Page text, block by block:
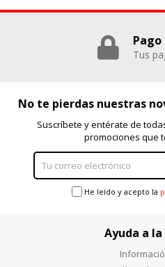
Tus
No te pierdas nuestras
Suscríbete y entérate de
promociones que
He leído y acepto la
Ayuda a
"Configuración de cookies" al pie
política de